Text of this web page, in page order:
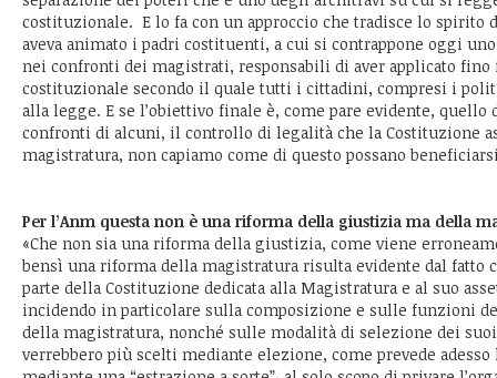
costituzionale. E lo fa con un approccio che tradisce lo spirito
aveva animato i padri costituenti, a cui si contrappone oggi
nei confronti dei magistrati, responsabili di aver applicato
costituzionale secondo il quale tutti i cittadini, compresi i
alla legge. E se l’obiettivo finale è, come pare evidente,
confronti di alcuni, il controllo di legalità che la Costituzione
magistratura, non capiamo come di questo possano
Per l’Anm questa non è una riforma della giustizia ma della
«Che non sia una riforma della giustizia, come viene
bensì una riforma della magistratura risulta evidente dal fatto
parte della Costituzione dedicata alla Magistratura e al suo
incidendo in particolare sulla composizione e sulle funzioni
della magistratura, nonché sulle modalità di selezione dei
verrebbero più scelti mediante elezione, come prevede